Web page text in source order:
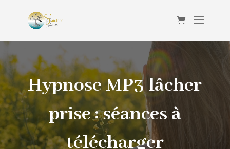
Hypnose MP3 lâcher
prise : séances à
télécharger